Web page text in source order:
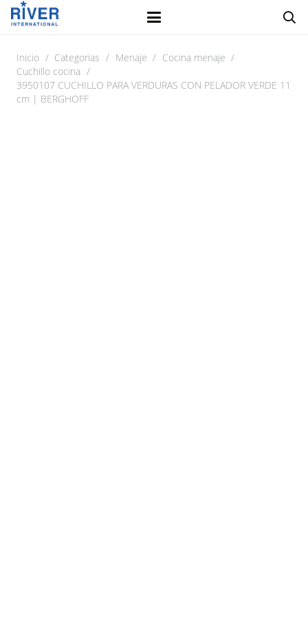
Inicio / Categorias / Menaje / Cocina menaje /
Cuchillo cocina /
3950107 CUCHILLO PARA VERDURAS CON PELADOR VERDE 11
cm | BERGHOFF